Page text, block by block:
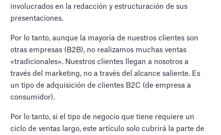
involucrados en la redacción y estructuración de sus
presentaciones.
Por lo tanto, aunque la mayoría de nuestros clientes son
otras empresas (B2B), no realizamos muchas ventas
«tradicionales». Nuestros clientes llegan a nosotros a
través del marketing, no a través del alcance saliente. Es
un tipo de adquisición de clientes B2C (de empresa a
consumidor).
Por lo tanto, si el tipo de negocio que tiene requiere un
ciclo de ventas largo, este artículo solo cubrirá la parte de